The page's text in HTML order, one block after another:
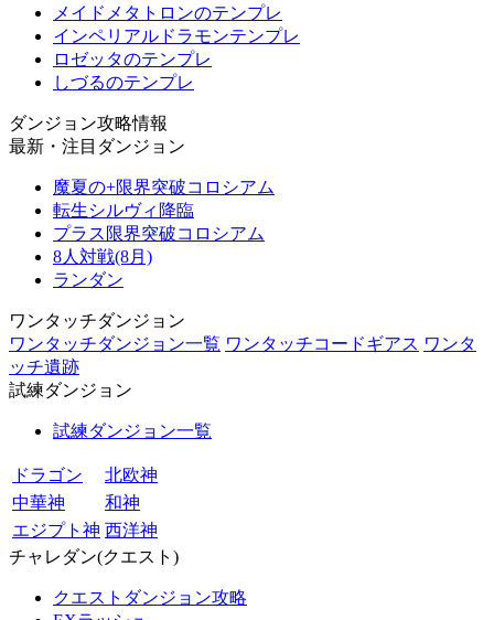
メイドメタトロンのテンプレ
インペリアルドラモンテンプレ
ロゼッタのテンプレ
しづるのテンプレ
ダンジョン攻略情報
最新・注目ダンジョン
魔夏の+限界突破コロシアム
転生シルヴィ降臨
プラス限界突破コロシアム
8人対戦(8月)
ランダン
ワンタッチダンジョン
ワンタッチダンジョン一覧 ワンタッチコードギアス ワンタ
ッチ遺跡
試練ダンジョン
試練ダンジョン一覧
ドラゴン
北欧神
中華神
和神
エジプト神 西洋神
チャレダン(クエスト)
クエストダンジョン攻略